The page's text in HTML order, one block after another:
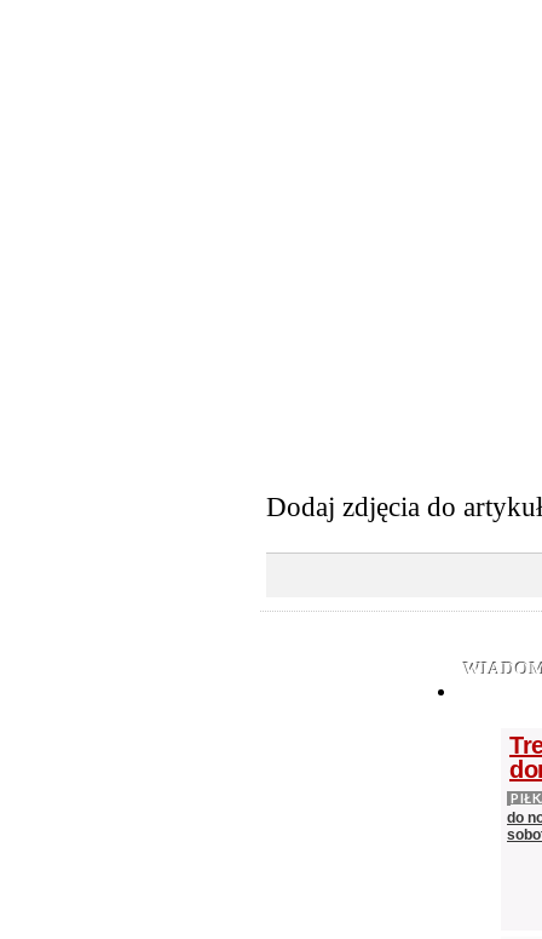
Dodaj zdjęcia do
do